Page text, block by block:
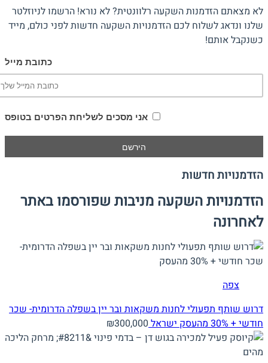
לא מצאתם הזדמנות השקעה רלוונטית? לא נורא! הרשמו לניוזלטר
שלנו ונדאג לשלוח לכם הזדמנויות השקעה חדשות לפני כולם, מייד
כשנקבל אותם!
כתובת מייל
אני מסכים לשליחת הפרטים בטופס
הזדמנויות חדשות
הזדמנויות השקעה מניבות שפורסמו באתר
לאחרונה
צפה
דרוש שותף תפעולי לחנות משקאות ובר יין בשפלה הדרומית- שכר
חודשי + 30% מהעסק
ישראל ₪300,000